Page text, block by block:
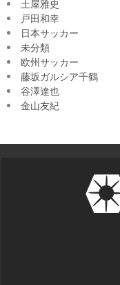
土屋雅史
戸田和幸
日本サッカー
未分類
欧州サッカー
藤坂ガルシア千鶴
谷澤達也
金山友紀